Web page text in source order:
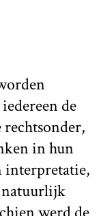
de
in hun
interpretatie,
natuurlijk